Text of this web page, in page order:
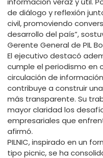
de diálogo y reflexión
civil, promoviendo
desarrollo del país”,
Gerente General de PIL
El ejecutivo destacó
cumple el periodismo en
circulación de
contribuye a construir
más transparente. Su
mayor claridad los
empresariales que
afirmó.
PILNIC, inspirado en un
tipo picnic, se ha